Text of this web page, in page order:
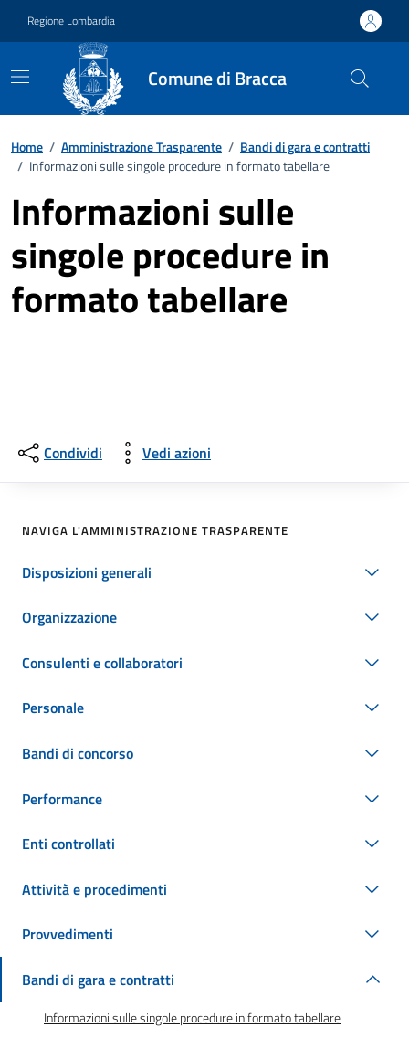
Regione Lombardia
Comune di Bracca
Home / Amministrazione Trasparente / Bandi di gara e contratti
/ Informazioni sulle singole procedure in formato tabellare
Informazioni sulle
singole procedure in
formato tabellare
Condividi Vedi azioni
NAVIGA L'AMMINISTRAZIONE TRASPARENTE
Disposizioni generali
Organizzazione
Consulenti e collaboratori
Personale
Bandi di concorso
Performance
Enti controllati
Attività e procedimenti
Provvedimenti
Bandi di gara e contratti
Informazioni sulle singole procedure in formato tabellare